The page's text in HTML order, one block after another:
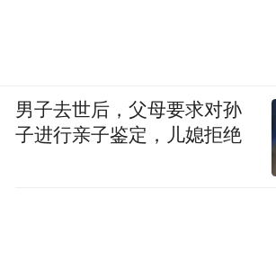
男子去世后，父母要求对孙
子进行亲子鉴定，儿媳拒绝